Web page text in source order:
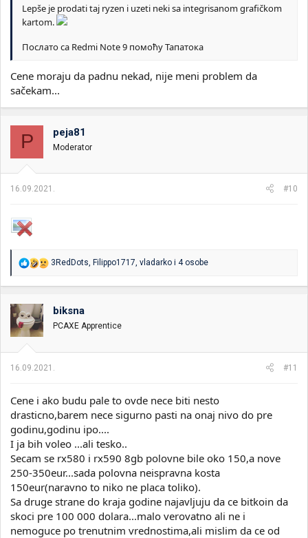
Lepše je prodati taj ryzen i uzeti neki sa integrisanom grafičkom
kartom.
Послато са Redmi Note 9 помоћу Тапатока
Cene moraju da padnu nekad, nije meni problem da
sačekam...
P peja81
Moderator
16.09.2021. #10
R
a
o
v
a
j
:
3RedDots, Filippo1717, vladarko i 4 osobe
biksna
PCAXE Apprentice
16.09.2021. #11
Cene i ako budu pale to ovde nece biti nesto
drasticno,barem nece sigurno pasti na onaj nivo do pre
godinu,godinu ipo....
I ja bih voleo ...ali tesko..
Secam se rx580 i rx590 8gb polovne bile oko 150,a nove
250-350eur...sada polovna neispravna kosta
150eur(naravno to niko ne placa toliko).
Sa druge strane do kraja godine najavljuju da ce bitkoin da
skoci pre 100 000 dolara...malo verovatno ali ne i
nemoguce po trenutnim vrednostima,ali mislim da ce od